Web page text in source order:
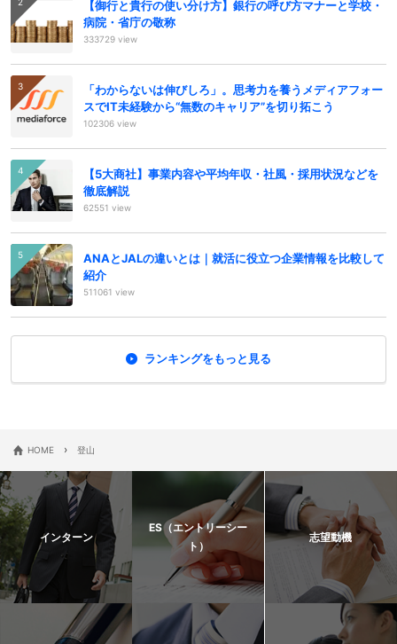
【御行と貴行の使い分け方】銀行の呼び方マナーと学校・
病院・省庁の敬称
333729 view
「わからないは伸びしろ」。思考力を養うメディアフォー
スでIT未経験から“無数のキャリア”を切り拓こう
102306 view
【5大商社】事業内容や平均年収・社風・採用状況などを
徹底解説
62551 view
ANAとJALの違いとは｜就活に役立つ企業情報を比較して
紹介
511061 view
ランキングをもっと見る
HOME › 登山
インターン
ES（エントリーシー
ト）
志望動機